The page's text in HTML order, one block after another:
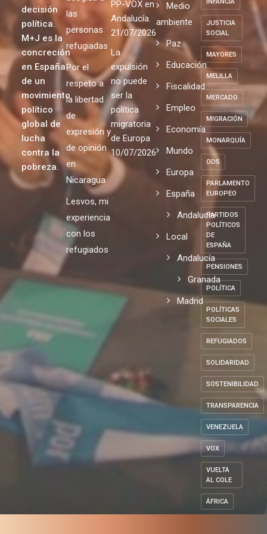
decisión
política.
M+J es la
concreción
en España
de un
movimiento
político
global de
lucha
contra la
pobreza.
las
personas
refugiadas
Por el
respeto a
la libertad
de
expresión y
de opinión
en
Nicaragua
Lesvos, mi
experiencia
con los
refugiados
PP-VOX en
Andalucía.
21/07/2026
La
expulsión
no puede
ser la
política
migratoria
de Europa
10/07/2026
Medio
ambiente
Paz
Educación
Fiscalidad
Empleo
Economía
Mundo
Europa
España
Andalucia
Local
Andalucía
Granada
Madrid
JUSTICIA
SOCIAL
MAYORES
MELILLA
MERCADO
MIGRACIÓN
MONARQUÍA
ODS
PARLAMENTO
EUROPEO
PARTIDOS
POLÍTICOS
DE
ESPAÑA
PENSIONES
POLÍTICA
POLÍTICAS
SOCIALES
REFUGIADOS
SOLIDARIDAD
SOSTENIBILIDAD
TRANSPARENCIA
VENEZUELA
VOX
VUELTA
AL COLE
ÁFRICA